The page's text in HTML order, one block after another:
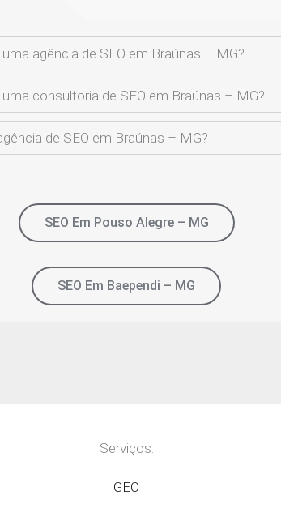
agência de SEO em Braúnas – MG?
consultoria de SEO em Braúnas – MG?
de SEO em Braúnas – MG?
SEO Em Pouso Alegre – MG
SEO Em Baependi – MG
Serviços:
GEO